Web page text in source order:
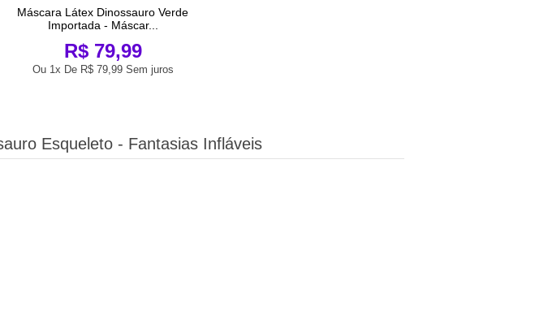
Máscara Látex Dinossauro Verde
Importada - Máscar...
R$ 79,99
Ou 1x De R$ 79,99Sem juros
Esqueleto - Fantasias Infláveis